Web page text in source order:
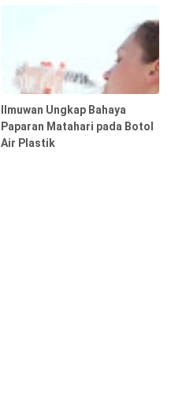
Ilmuwan Ungkap Bahaya
Paparan Matahari pada Botol
Air Plastik